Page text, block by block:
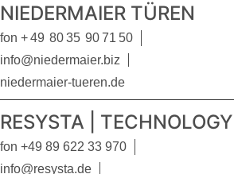
NIEDERMAIER TÜREN
fon + 49 80 35 90 71 50
info@niedermaier.biz
niedermaier-tueren.de
RESYSTA | TECHNOLOGY
fon +49 89 622 33 970
info@resysta.de